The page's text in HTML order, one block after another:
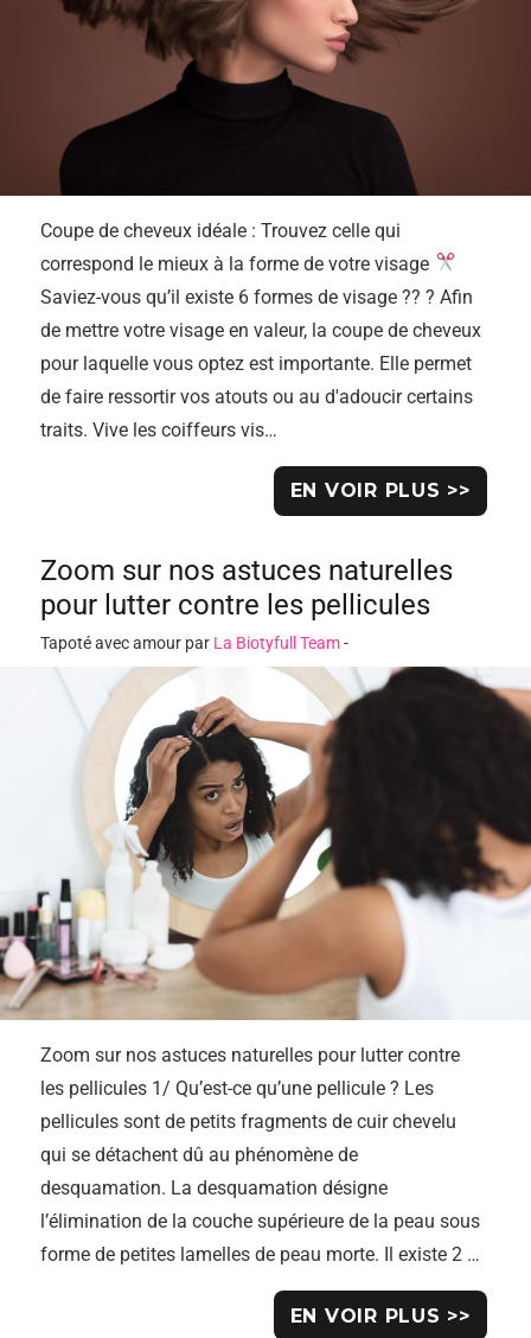
Coupe de cheveux idéale : Trouvez celle qui
correspond le mieux à la forme de votre visage
Saviez-vous qu’il existe 6 formes de visage ?‍? ? Afin
de mettre votre visage en valeur, la coupe de cheveux
pour laquelle vous optez est importante. Elle permet
de faire ressortir vos atouts ou au d'adoucir certains
traits. Vive les coiffeurs vis…
EN VOIR PLUS >>
Zoom sur nos astuces naturelles
pour lutter contre les pellicules
Tapoté avec amour par La Biotyfull Team-
Zoom sur nos astuces naturelles pour lutter contre
les pellicules 1/ Qu’est-ce qu’une pellicule ? Les
pellicules sont de petits fragments de cuir chevelu
qui se détachent dû au phénomène de
desquamation. La desquamation désigne
l’élimination de la couche supérieure de la peau sous
forme de petites lamelles de peau morte. Il existe 2 …
EN VOIR PLUS >>